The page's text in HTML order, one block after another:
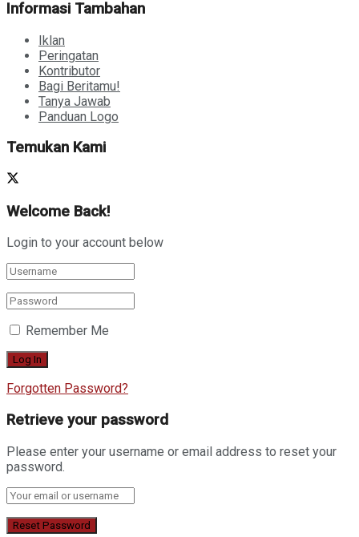
Informasi Tambahan
Iklan
Peringatan
Kontributor
Bagi Beritamu!
Tanya Jawab
Panduan Logo
Temukan Kami
Welcome Back!
Login to your account below
Remember Me
Forgotten Password?
Retrieve your password
Please enter your username or email address to reset your
password.